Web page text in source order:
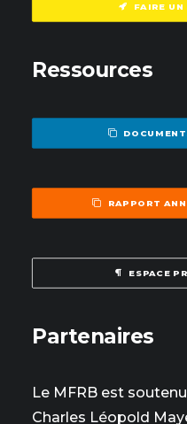
FAIRE UN
Ressources
RAPPORT
ESPACE
Partenaires
Le MFRB est
Charles Léopold